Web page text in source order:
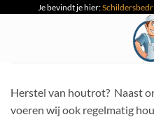
Je bevindt je hier:
Herstel van houtrot? Naast
voeren wij ook regelmatig